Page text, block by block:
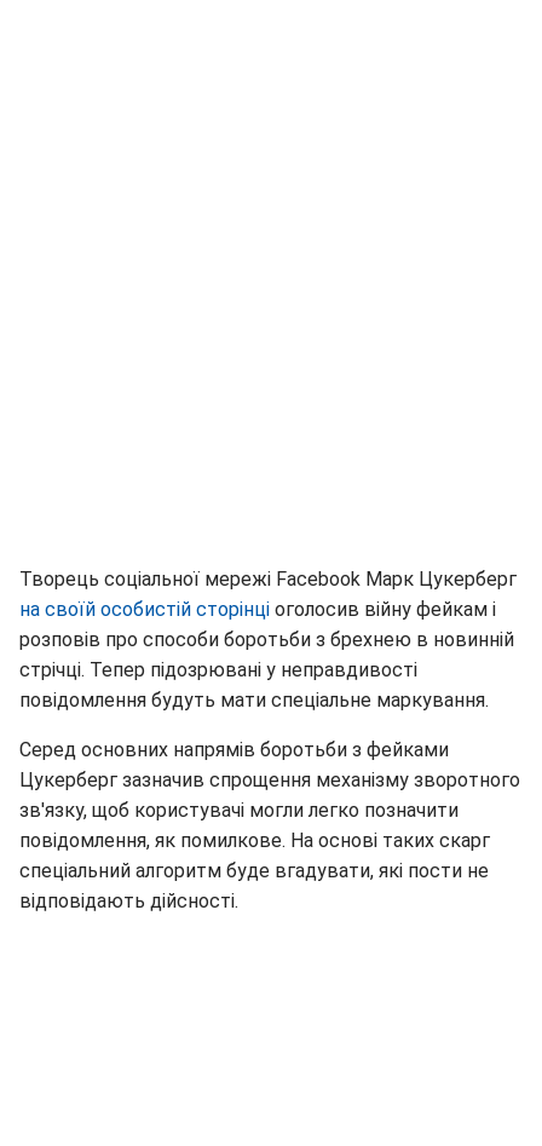
Творець соціальної мережі Facebook Марк Цукерберг
на своїй особистій сторінці оголосив війну фейкам і
розповів про способи боротьби з брехнею в новинній
стрічці. Тепер підозрювані у неправдивості
повідомлення будуть мати спеціальне маркування.
Серед основних напрямів боротьби з фейками
Цукерберг зазначив спрощення механізму зворотного
зв'язку, щоб користувачі могли легко позначити
повідомлення, як помилкове. На основі таких скарг
спеціальний алгоритм буде вгадувати, які пости не
відповідають дійсності.